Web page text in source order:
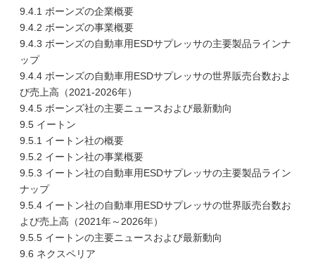
9.4.1 ボーンズの企業概要
9.4.2 ボーンズの事業概要
9.4.3 ボーンズの自動車用ESDサプレッサの主要製品ラインナ
ップ
9.4.4 ボーンズの自動車用ESDサプレッサの世界販売台数およ
び売上高（2021-2026年）
9.4.5 ボーンズ社の主要ニュースおよび最新動向
9.5 イートン
9.5.1 イートン社の概要
9.5.2 イートン社の事業概要
9.5.3 イートン社の自動車用ESDサプレッサの主要製品ライン
ナップ
9.5.4 イートン社の自動車用ESDサプレッサの世界販売台数お
よび売上高（2021年～2026年）
9.5.5 イートンの主要ニュースおよび最新動向
9.6 ネクスペリア